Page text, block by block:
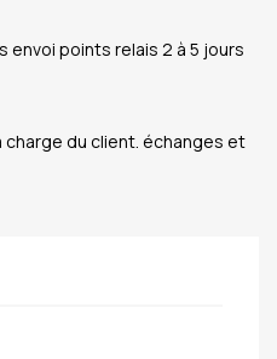
envoi points relais 2 à 5 jours
charge du client. échanges et